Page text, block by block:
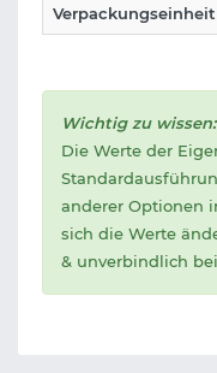
Verpackungseinheit
Wichtig zu wissen:
Die Werte der
anderer Optionen
sich die Werte
& unverbindlich